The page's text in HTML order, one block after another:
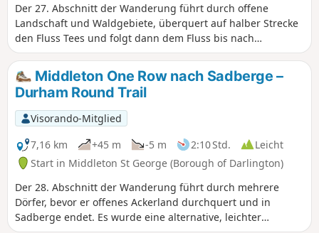
Der 27. Abschnitt der Wanderung führt durch offene
Landschaft und Waldgebiete, überquert auf halber Strecke
den Fluss Tees und folgt dann dem Fluss bis nach
Middleton One Row.
Middleton One Row nach Sadberge –
Durham Round Trail
Visorando-Mitglied
7,16 km
+45 m -5 m 2:10 Std.
Leicht
Start in Middleton St George (Borough of Darlington)
Der 28. Abschnitt der Wanderung führt durch mehrere
Dörfer, bevor er offenes Ackerland durchquert und in
Sadberge endet. Es wurde eine alternative, leichter